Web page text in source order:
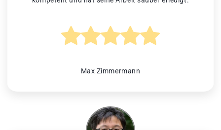
Max Zimmermann